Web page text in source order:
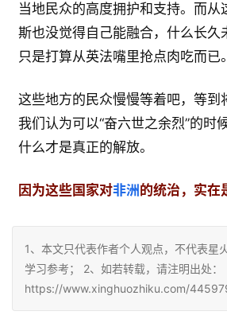
当地民众的高度拥护和支持。而从
斯也没觉得自己能融合，什么长久
只是打算从英法嘴里抢点肉吃而已。
这些地方的民众慢慢等着吧，等到
我们认为可以“奋六世之余烈”的时
什么才是真正的解放。
因为这些国家对非洲 的统治，实在
1、本文只代表作者个人观点，不代表星
学习参考； 2、如若转载，请注明出处：
https://www.xinghuozhiku.com/